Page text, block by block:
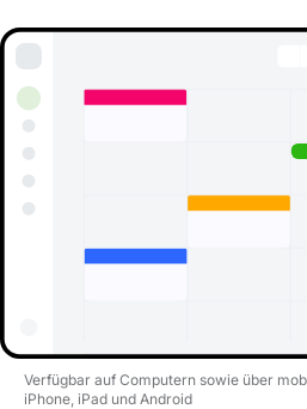
Verfügbar auf Computern sowie über
iPhone, iPad und Android